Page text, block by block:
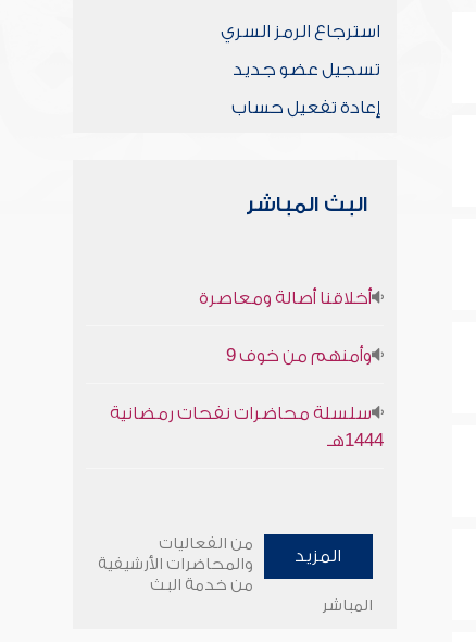
استرجاع الرمز السري
تسجيل عضو جديد
إعادة تفعيل حساب
البث المباشر
أخلاقنا أصالة ومعاصرة
وأمنهم من خوف 9
سلسلة محاضرات نفحات رمضانية
1444هـ
المزيد
من الفعاليات
والمحاضرات الأرشيفية
من خدمة البث
المباشر